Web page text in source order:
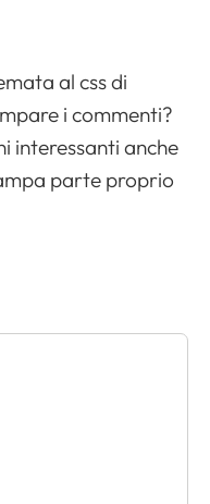
al css di
i commenti?
interessanti anche
parte proprio